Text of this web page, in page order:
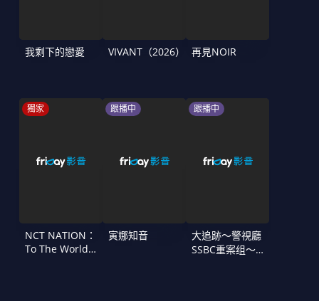
我剩下的戀愛 VIVANT（2026） 再見NOIR
獨家
NCT NATION：
To The World
跟播中
寅娜知音
跟播中
大追跡〜警視廳
SSBC重案组〜